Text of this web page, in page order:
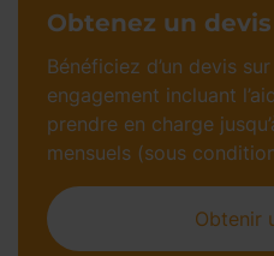
Obtenez un
Bénéficiez d’un devis
engagement incluant
prendre en charge
mensuels (sous
Obtenir